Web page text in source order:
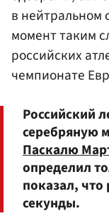
в нейтральном
момент таким
российских
чемпионате
Российский
серебряную
Паскалю
определил
показал, что
секунды.